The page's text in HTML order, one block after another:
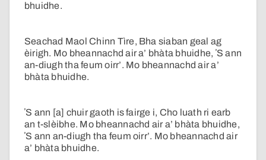
bhuidhe.
Seachad Maol Chinn Tìre, Bha siaban geal ag
èirigh. Mo bheannachd air a’ bhàta bhuidhe, ʼS ann
an-diugh tha feum oirr’. Mo bheannachd air a’
bhàta bhuidhe.
ʼS ann [a] chuir gaoth is fairge i, Cho luath ri earb
an t-slèibhe. Mo bheannachd air a’ bhàta bhuidhe,
ʼS ann an-diugh tha feum oirr’. Mo bheannachd air
a’ bhàta bhuidhe.